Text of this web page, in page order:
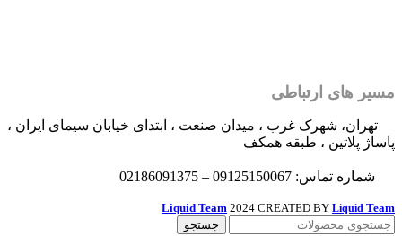
مسیر های ارتباطی
تهران، شهرک غرب ، میدان صنعت ، ابتدای خیابان سیمای ایران ،
پاساژ پلاتین ، طبقه همکف
شماره تماس: 09125150067 – 02186091375
Liquid Team 2024 CREATED BY Liquid Team
جستجو